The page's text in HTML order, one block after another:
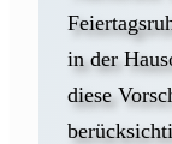
in der
diese